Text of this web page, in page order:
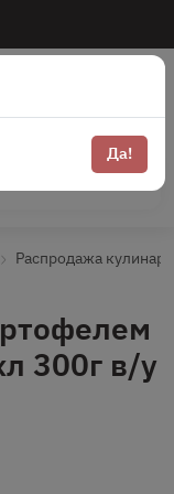
Распродажа
300г в/у
Да!